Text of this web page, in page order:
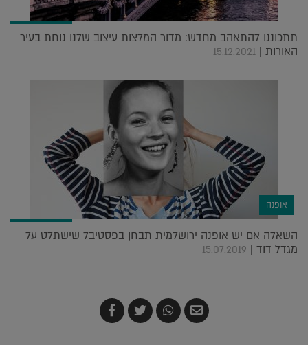
תתכוננו להתאהב מחדש: מדור המלצות עיצוב שלנו נוחת בעיר
האורות | 15.12.2021
אופנה
השאלה אם יש אופנה ירושלמית תבחן בפסטיבל שישתלט על
מגדל דוד | 15.07.2019
שלח
בדואר
שתף
ב-
צייץ
ב-
שתף
ב-